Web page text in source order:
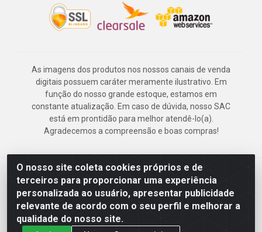
O nosso site coleta cookies próprios e de
terceiros para proporcionar uma experiência
personalizada ao usuário, apresentar publicidade
relevante de acordo com o seu perfil e melhorar a
qualidade do nosso site.
As imagens dos produtos nos nossos canais de venda
digitais possuem caráter meramente ilustrativo. Em
função do nosso grande estoque, estamos em
constante atualização. Em caso de dúvida, nosso SAC
está em prontidão para melhor atendê-lo(a).
Agradecemos a compreensão e boas compras!
Deskontão Atacado - Av. Marechal Mascarenhas de Morais, 2471 -
Imbiribeira - Recife/PE - CEP 51.150-001 - CNPJ 24.150.377/0003-
57